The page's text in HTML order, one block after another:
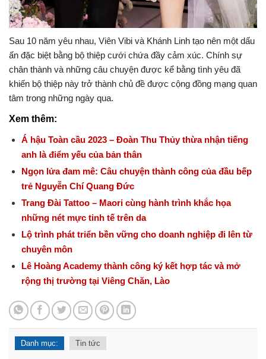
Sau 10 năm yêu nhau, Viên Vibi và Khánh Linh tạo nên một dấu
ấn đặc biệt bằng bộ thiệp cưới chứa đầy cảm xúc. Chính sự
chân thành và những câu chuyện được kể bằng tình yêu đã
khiến bộ thiệp này trở thành chủ đề được cộng đồng mạng quan
tâm trong những ngày qua.
Xem thêm:
Á hậu Toàn cầu 2023 – Đoàn Thu Thủy thừa nhận tiếng
anh là điểm yếu của bản thân
Ngọn lửa đam mê: Câu chuyện thành công của đầu bếp
trẻ Nguyễn Chí Quang Đức
Trang Đài Tattoo – Maori cùng hành trình khắc họa
những nét mực tinh tế trên da
Lộ trình phát triển bền vững cho doanh nghiệp đi lên từ
chuyên môn
Lê Hoàng Academy thành công ký kết hợp tác và mở
rộng thị trường tại Viêng Chăn, Lào
Danh mục: Tin tức